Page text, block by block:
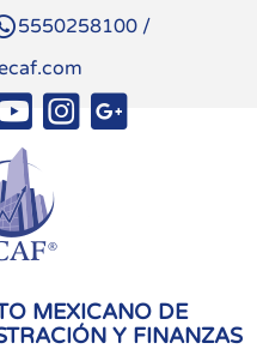
5550258100 /
MEXICANO DE
Y FINANZAS